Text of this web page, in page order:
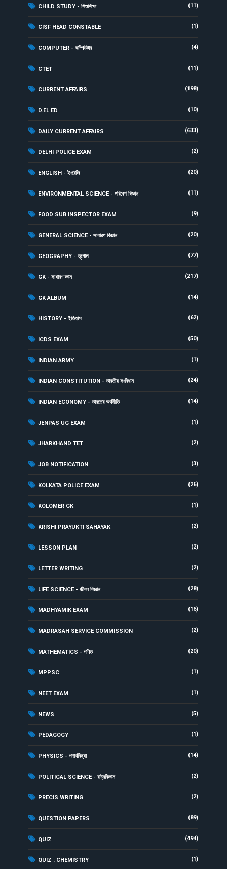
CHILD STUDY - শিশুশিক্ষা (11)
CISF HEAD CONSTABLE (1)
COMPUTER - কম্পিউটার (4)
CTET (11)
CURRENT AFFAIRS (198)
D.EL.ED (10)
DAILY CURRENT AFFAIRS (633)
DELHI POLICE EXAM (2)
ENGLISH - ইংরেজি (20)
ENVIRONMENTAL SCIENCE - পরিবেশ বিজ্ঞান (11)
FOOD SUB INSPECTOR EXAM (9)
GENERAL SCIENCE - সাধারণ বিজ্ঞান (20)
GEOGRAPHY - ভূগোল (77)
GK - সাধারণ জ্ঞান (217)
GK ALBUM (14)
HISTORY - ইতিহাস (62)
ICDS EXAM (50)
INDIAN ARMY (1)
INDIAN CONSTITUTION - ভারতীয় সংবিধান (24)
INDIAN ECONOMY - ভারতের অর্থনীতি (14)
JENPAS UG EXAM (1)
JHARKHAND TET (2)
JOB NOTIFICATION (3)
KOLKATA POLICE EXAM (26)
KOLOMER GK (1)
KRISHI PRAYUKTI SAHAYAK (2)
LESSON PLAN (2)
LETTER WRITING (2)
LIFE SCIENCE - জীবন বিজ্ঞান (28)
MADHYAMIK EXAM (16)
MADRASAH SERVICE COMMISSION (2)
MATHEMATICS - গণিত (20)
MPPSC (1)
NEET EXAM (1)
NEWS (5)
PEDAGOGY (1)
PHYSICS - পদার্থবিদ্যা (14)
POLITICAL SCIENCE - রাষ্ট্রবিজ্ঞান (2)
PRECIS WRITING (2)
QUESTION PAPERS (89)
QUIZ (494)
QUIZ : CHEMISTRY (1)